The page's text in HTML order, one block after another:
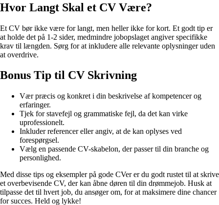
Hvor Langt Skal et CV Være?
Et CV bør ikke være for langt, men heller ikke for kort. Et godt tip er
at holde det på 1-2 sider, medmindre jobopslaget angiver specifikke
krav til længden. Sørg for at inkludere alle relevante oplysninger uden
at overdrive.
Bonus Tip til CV Skrivning
Vær præcis og konkret i din beskrivelse af kompetencer og
erfaringer.
Tjek for stavefejl og grammatiske fejl, da det kan virke
uprofessionelt.
Inkluder referencer eller angiv, at de kan oplyses ved
forespørgsel.
Vælg en passende CV-skabelon, der passer til din branche og
personlighed.
Med disse tips og eksempler på gode CVer er du godt rustet til at skrive
et overbevisende CV, der kan åbne døren til din drømmejob. Husk at
tilpasse det til hvert job, du ansøger om, for at maksimere dine chancer
for succes. Held og lykke!